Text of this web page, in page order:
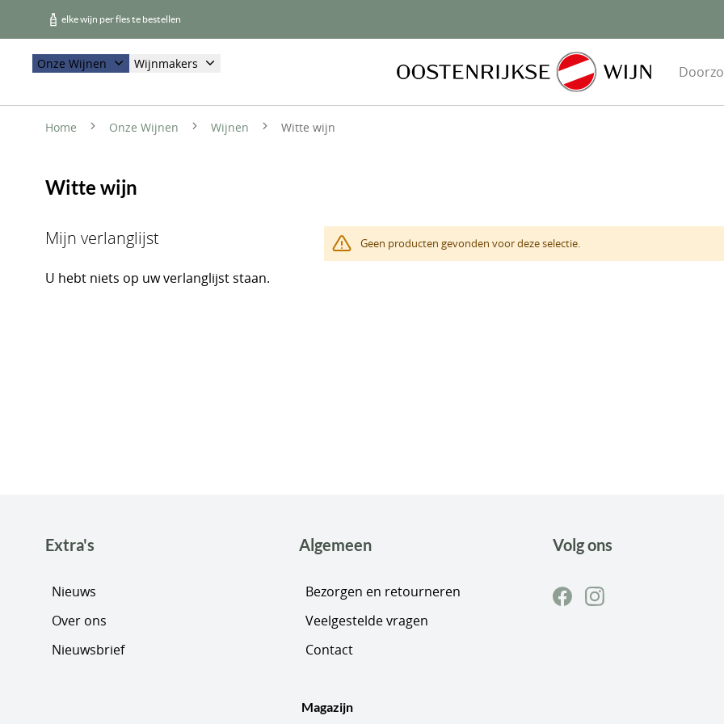
elke wijn per fles te bestellen
Onze Wijnen Wijnmakers
Home Onze Wijnen Wijnen Witte wijn
Witte wijn
Geen producten gevonden voor deze selectie.
Mijn verlanglijst
U hebt niets op uw verlanglijst staan.
Extra's
Nieuws
Over ons
Nieuwsbrief
Algemeen
Bezorgen en retourneren
Veelgestelde vragen
Contact
Magazijn
Volg ons